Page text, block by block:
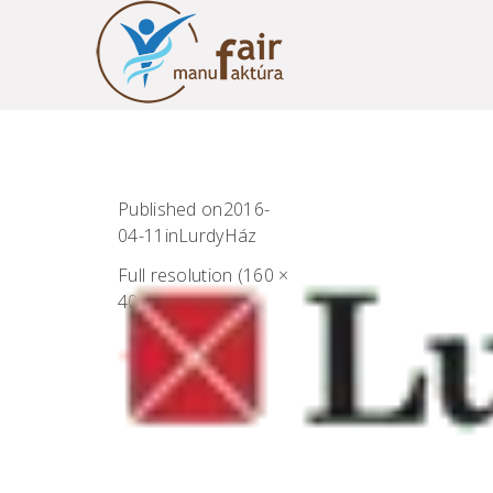
Published on2016-
04-11 inLurdyHáz
Full resolution (160 ×
40)